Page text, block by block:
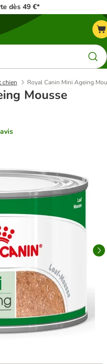
dès 49 €*
chien Royal Canin Mini Ageing
Mousse